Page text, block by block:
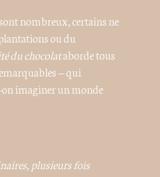
nombreux, certains ne
ou du
du chocolataborde tous
– qui
imaginer un monde
plusieurs fois